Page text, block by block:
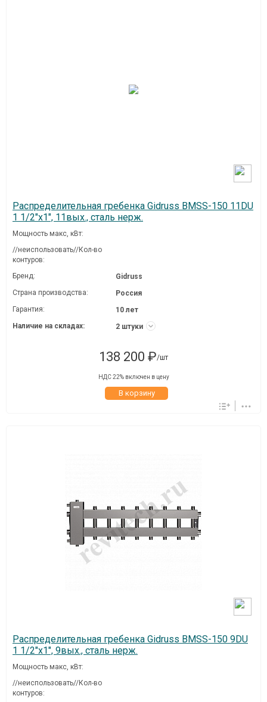
Распределительная гребенка Gidruss BMSS-150 11DU
1 1/2"х1", 11вых., сталь нерж.
Мощность макс, кВт:
//неиспользовать//Кол-во
контуров:
Бренд:
Gidruss
Страна производства:
Россия
Гарантия:
10 лет
Наличие на складах:
2 штуки
138 200 ₽/шт
НДС 22% включен в цену
В корзину
Распределительная гребенка Gidruss BMSS-150 9DU
1 1/2"х1", 9вых., сталь нерж.
Мощность макс, кВт:
//неиспользовать//Кол-во
контуров: